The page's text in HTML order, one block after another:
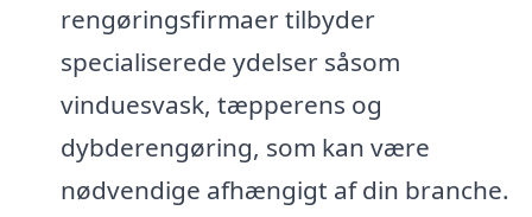
rengøringsfirmaer tilbyder
specialiserede ydelser såsom
vinduesvask, tæpperens og
dybderengøring, som kan være
nødvendige afhængigt af din branche.